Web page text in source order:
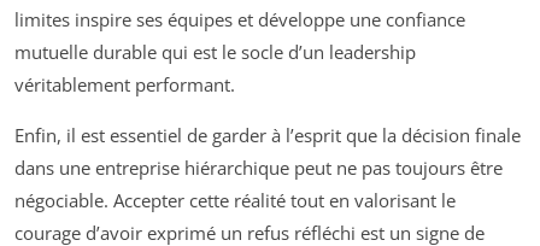
limites inspire ses équipes et développe une confiance
mutuelle durable qui est le socle d’un leadership
véritablement performant.
Enfin, il est essentiel de garder à l’esprit que la décision finale
dans une entreprise hiérarchique peut ne pas toujours être
négociable. Accepter cette réalité tout en valorisant le
courage d’avoir exprimé un refus réfléchi est un signe de